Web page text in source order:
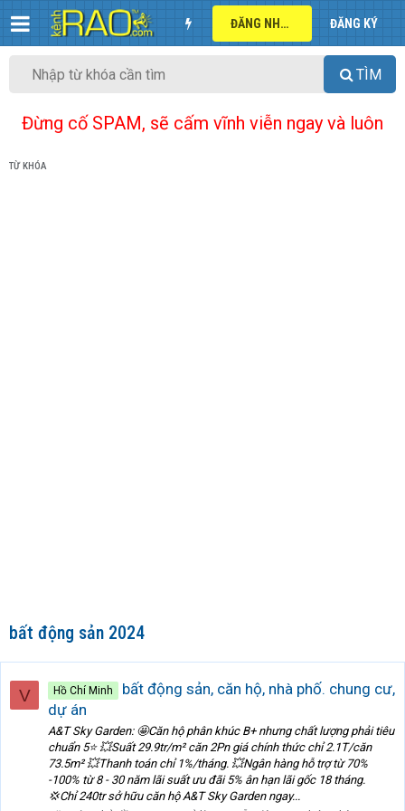
ĐĂNG NHẬP ĐĂNG KÝ
TÌM
Đừng cố SPAM, sẽ cấm vĩnh viễn ngay và luôn
TỪ KHÓA
bất động sản 2024
V Hồ Chí Minh
bất động sản, căn hộ, nhà phố. chung cư,
dự án
A&T Sky Garden: 🤩Căn hộ phân khúc B+ nhưng chất lượng phải tiêu
chuẩn 5⭐️ 💥Suất 29.9tr/m² căn 2Pn giá chính thức chỉ 2.1T/căn
73.5m² 💥Thanh toán chỉ 1%/tháng. 💥Ngân hàng hỗ trợ từ 70%
-100% từ 8 - 30 năm lãi suất ưu đãi 5% ân hạn lãi gốc 18 tháng.
💢Chỉ 240tr sở hữu căn hộ A&T Sky Garden ngay...